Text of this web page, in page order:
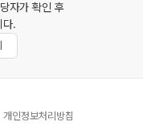
자가 확인 후
다.
개인정보처리방침